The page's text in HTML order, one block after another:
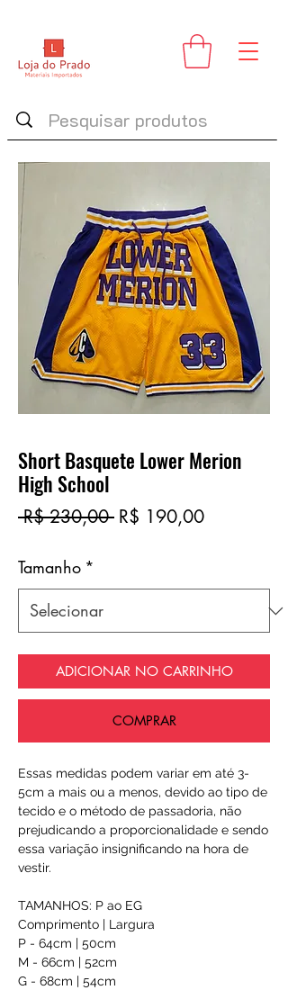
Short Basquete Lower Merion
High School
R$ 230,00 Preço
R$ 190,00Preço
Tamanho *
ADICIONAR NO CARRINHO
COMPRAR
Essas medidas podem variar em até 3-
5cm a mais ou a menos, devido ao tipo de
tecido e o método de passadoria, não
prejudicando a proporcionalidade e sendo
essa variação insignificando na hora de
vestir.
TAMANHOS: P ao EG
Comprimento | Largura
P - 64cm | 50cm
M - 66cm | 52cm
G - 68cm | 54cm